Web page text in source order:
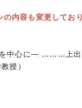
内容も変更してお
中心に― ………上出
授）